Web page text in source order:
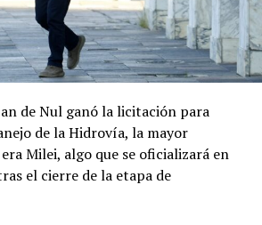
de Nul ganó la licitación para
de la Hidrovía, la mayor
Milei, algo que se oficializará en
el cierre de la etapa de